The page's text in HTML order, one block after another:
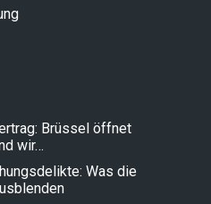
Brüssel öffnet
wir…
Was die